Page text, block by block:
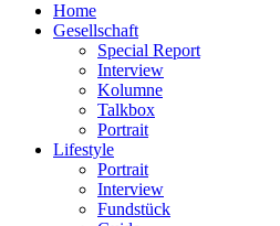
Home
Gesellschaft
Special Report
Interview
Kolumne
Talkbox
Portrait
Lifestyle
Portrait
Interview
Fundstück